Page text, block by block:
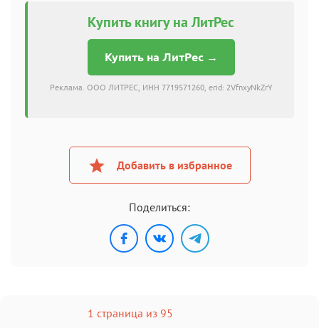
Купить книгу на ЛитРес
Купить на ЛитРес →
Реклама. ООО ЛИТРЕС, ИНН 7719571260, erid: 2VfnxyNkZrY
Добавить в избранное
Поделиться:
1 страница из 95